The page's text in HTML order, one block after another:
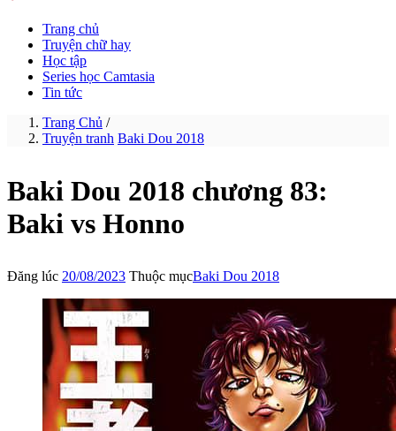
Trang chủ
Truyện chữ hay
Học tập
Series học Camtasia
Tin tức
Trang Chủ /
Truyện tranh Baki Dou 2018
Baki Dou 2018 chương 83:
Baki vs Honno
Đăng lúc 20/08/2023 Thuộc mụcBaki Dou 2018